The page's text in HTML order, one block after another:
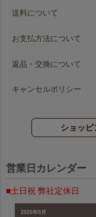
送料について
お支払方法について
返品・交換について
キャンセルポリシー
ショッ
営業日カレンダー
■土日祝 弊社定休日
2026年8月